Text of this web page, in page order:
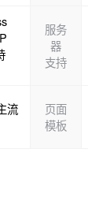
服务
器
支持
流
页面
模板